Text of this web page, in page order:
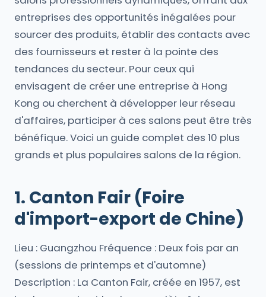
entreprises des opportunités inégalées pour
sourcer des produits, établir des contacts avec
des fournisseurs et rester à la pointe des
tendances du secteur. Pour ceux qui
envisagent de créer une entreprise à Hong
Kong ou cherchent à développer leur réseau
d'affaires, participer à ces salons peut être très
bénéfique. Voici un guide complet des 10 plus
grands et plus populaires salons de la région.
1. Canton Fair (Foire
d'import-export de Chine)
Lieu : Guangzhou Fréquence : Deux fois par an
(sessions de printemps et d'automne)
Description : La Canton Fair, créée en 1957, est